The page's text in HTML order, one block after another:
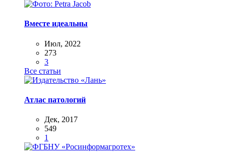
Вместе идеальны
Июл, 2022
273
3
Все статьи
Атлас патологий
Дек, 2017
549
1